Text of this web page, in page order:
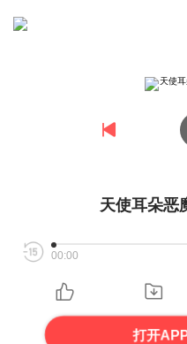
天使耳朵恶
00:00
打开